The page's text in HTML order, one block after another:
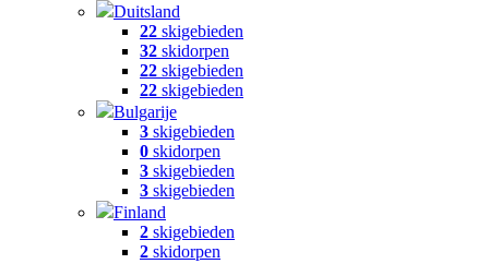
Duitsland
22 skigebieden
32 skidorpen
22 skigebieden
22 skigebieden
Bulgarije
3 skigebieden
0 skidorpen
3 skigebieden
3 skigebieden
Finland
2 skigebieden
2 skidorpen